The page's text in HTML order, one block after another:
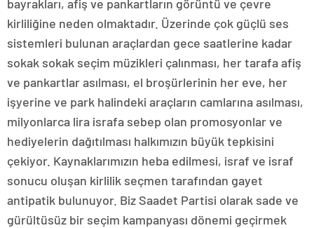
bayrakları, afiş ve pankartların görüntü ve çevre
kirliliğine neden olmaktadır. Üzerinde çok güçlü ses
sistemleri bulunan araçlardan gece saatlerine kadar
sokak sokak seçim müzikleri çalınması, her tarafa afiş
ve pankartlar asılması, el broşürlerinin her eve, her
işyerine ve park halindeki araçların camlarına asılması,
milyonlarca lira israfa sebep olan promosyonlar ve
hediyelerin dağıtılması halkımızın büyük tepkisini
çekiyor. Kaynaklarımızın heba edilmesi, israf ve israf
sonucu oluşan kirlilik seçmen tarafından gayet
antipatik bulunuyor. Biz Saadet Partisi olarak sade ve
gürültüsüz bir seçim kampanyası dönemi geçirmek